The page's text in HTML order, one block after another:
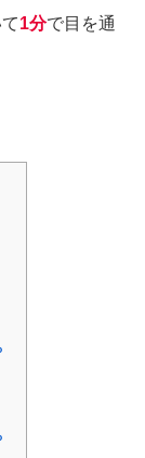
1分で目を通